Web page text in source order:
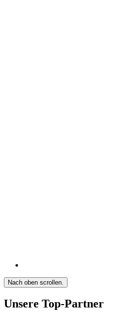
Nach oben scrollen.
Unsere Top-Partner